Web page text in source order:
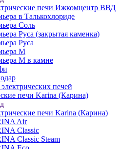
печи Ижкомцентр ВВД
в Талькохлориде
Cоль
Руса (закрытая каменка)
Руса
М
М в камне
печей
печи Karina (Карина)
печи Karina (Карина)
Air
Classic
Classic Steam